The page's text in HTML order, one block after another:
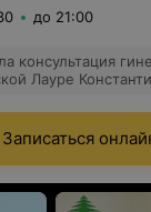
до 21:00
консультация
Лауре
отношение к
, внимательный
мед центра и
.
Записаться